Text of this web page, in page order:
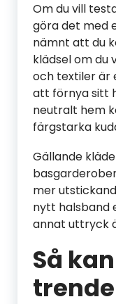
Om du vill
göra det med
nämnt att du
klädsel om du
och textiler är
att förnya sitt
neutralt hem
färgstarka
Gällande
mer
nytt halsband
annat uttryck
Så